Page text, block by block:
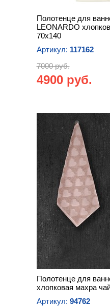
Полотенце для
LEONARDO
70х140
Артикул: 117162
7000 руб.
4900 руб.
Полотенце для
хлопковая махра
Артикул: 94762